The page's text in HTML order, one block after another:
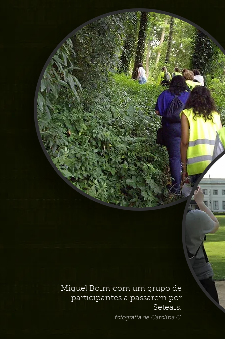
Miguel Boim com um grupo de
participantes a passarem por
Seteais.
fotografia de Carolina C.